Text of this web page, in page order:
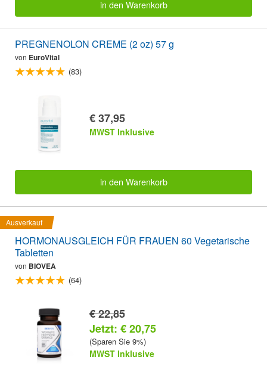
in den Warenkorb
PREGNENOLON CREME (2 oz) 57 g
von EuroVital
(83)
€ 37,95
MWST Inklusive
in den Warenkorb
Ausverkauf
HORMONAUSGLEICH FÜR FRAUEN 60 Vegetarische
Tabletten
von BIOVEA
(64)
€ 22,85
Jetzt: € 20,75
(Sparen Sie 9%)
MWST Inklusive